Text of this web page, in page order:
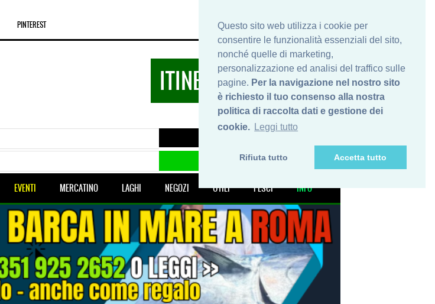
Questo sito web utilizza i cookie per
consentire le funzionalità essenziali del sito,
nonché quelle di marketing,
personalizzazione ed analisi del traffico sulle
pagine. Per la navigazione nel nostro sito
è richiesto il tuo consenso alla nostra
politica di raccolta dati e gestione dei
cookie. Leggi tutto
Rifiuta tutto Accetta tutto
PINTEREST PRIVACY
SHOP
INFO
ITINERARIDIPESCA.IT
EVENTI MERCATINO LAGHI NEGOZI UTILI PESCI INFO